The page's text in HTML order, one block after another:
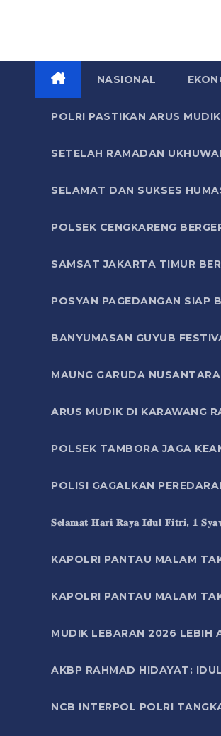
NASIONAL
POLRI PASTIKAN ARUS
SETELAH RAMADAN
SELAMAT DAN SUKSES
POLSEK CENGKARENG
SAMSAT JAKARTA TIMUR
POSYAN PAGEDANGAN SIAP
BANYUMASAN GUYUB
MAUNG GARUDA
ARUS MUDIK DI KARAWANG
POLSEK TAMBORA JAGA
POLISI GAGALKAN
𝐒𝐞𝐥𝐚𝐦𝐚𝐭 𝐇𝐚𝐫𝐢 𝐑𝐚𝐲𝐚 𝐈𝐝𝐮𝐥 𝐅𝐢𝐭𝐫𝐢, 𝟏
KAPOLRI PANTAU MALAM
KAPOLRI PANTAU MALAM
MUDIK LEBARAN 2026 LEBIH
AKBP RAHMAD HIDAYAT:
NCB INTERPOL POLRI